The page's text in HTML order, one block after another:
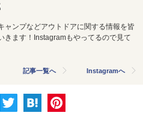
ャンプなどアウトドアに関する情報を皆
きます！Instagramもやってるので見て
記事一覧へ Instagramへ